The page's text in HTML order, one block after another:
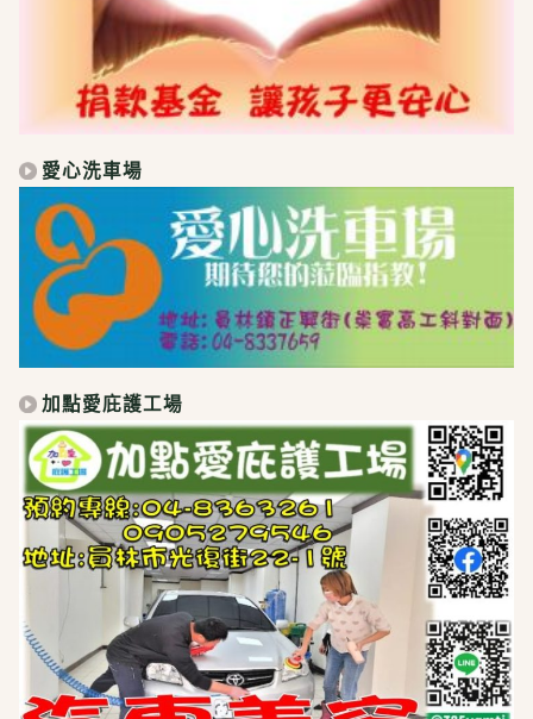
愛心洗車場
加點愛庇護工場